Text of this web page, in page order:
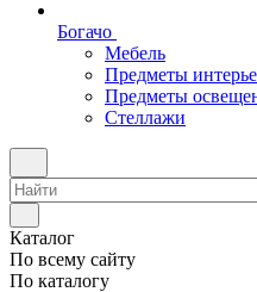
Богачо
Мебель
Предметы
Предметы
Стеллажи
Каталог
По всему сайту
По каталогу